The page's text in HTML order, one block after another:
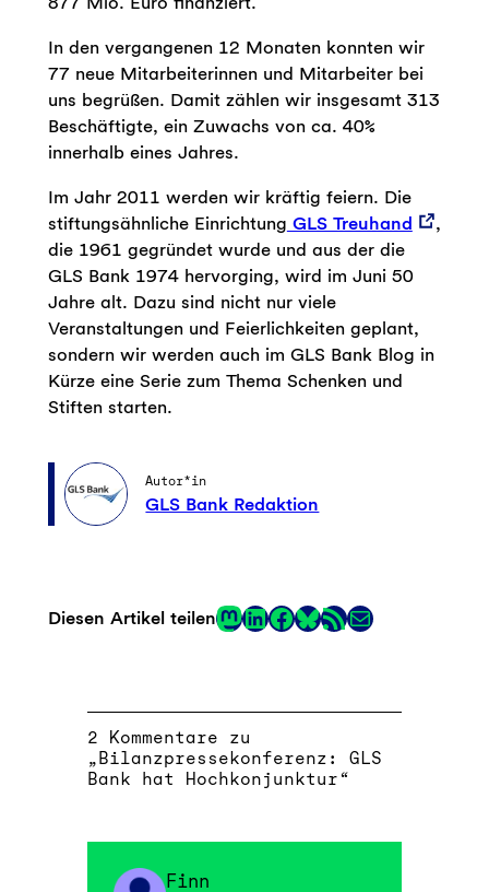
In den vergangenen 12 Monaten konnten wir
77 neue Mitarbeiterinnen und Mitarbeiter bei
uns begrüßen. Damit zählen wir insgesamt 313
Beschäftigte, ein Zuwachs von ca. 40%
innerhalb eines Jahres.
Im Jahr 2011 werden wir kräftig feiern. Die
stiftungsähnliche Einrichtung GLS Treuhand
,
die 1961 gegründet wurde und aus der die
GLS Bank 1974 hervorging, wird im Juni 50
Jahre alt. Dazu sind nicht nur viele
Veranstaltungen und Feierlichkeiten geplant,
sondern wir werden auch im GLS Bank Blog in
Kürze eine Serie zum Thema Schenken und
Stiften starten.
Autor*in
GLS Bank Redaktion
Diesen Artikel teilenMastodon
LinkedIn
Facebook
LinkRSS-Feed
E-Mail
2 Kommentare zu
„Bilanzpressekonferenz: GLS
Bank hat Hochkonjunktur“
Finn